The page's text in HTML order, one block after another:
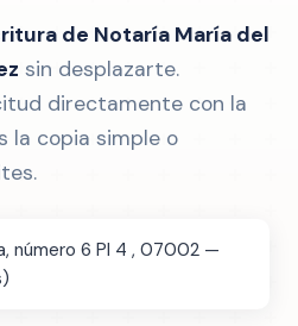
de Notaría María del
sin desplazarte.
directamente con la
la copia simple o
número 6 Pl 4 , 07002 —